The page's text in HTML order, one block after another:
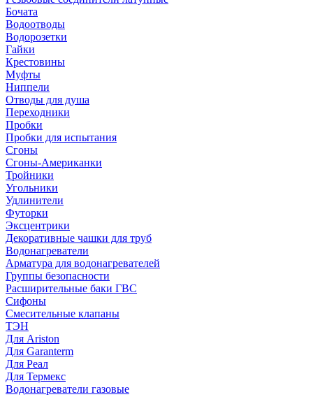
Бочата
Водоотводы
Водорозетки
Гайки
Крестовины
Муфты
Ниппели
Отводы для душа
Переходники
Пробки
Пробки для испытания
Сгоны
Сгоны-Американки
Тройники
Угольники
Удлинители
Футорки
Эксцентрики
Декоративные чашки для труб
Водонагреватели
Арматура для водонагревателей
Группы безопасности
Расширительные баки ГВС
Сифоны
Смесительные клапаны
ТЭН
Для Ariston
Для Garanterm
Для Реал
Для Термекс
Водонагреватели газовые